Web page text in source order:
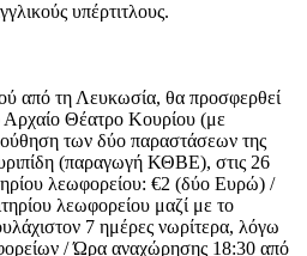
υπέρτιτλους.
από τη Λευκωσία, θα προσφερθεί
Θέατρο Κουρίου (με
των δύο παραστάσεων της
(παραγωγή ΚΘΒΕ), στις 26
λεωφορείου: €2 (δύο Ευρώ) /
λεωφορείου μαζί με το
7 ημέρες νωρίτερα, λόγω
/ Ώρα αναχώρησης 18:30 από